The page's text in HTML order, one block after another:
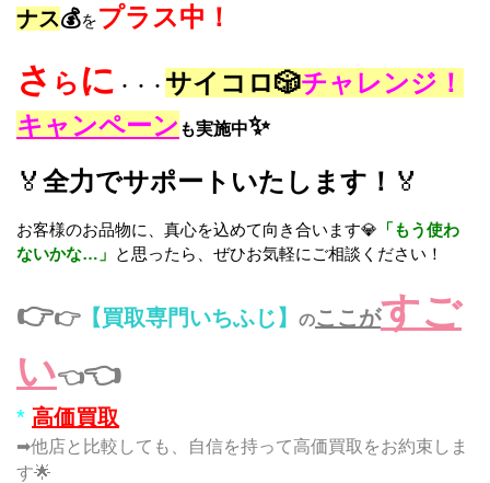
ナス💰をプラス中！
さ ら に ・・・ サイコロ🎲チャレンジ！
キャンペーン も実施中✨
🏅 全力でサポートいたします！ 🏅
お客様のお品物に、真心を込めて向き合います💎 「もう使わ
ないかな…」 と思ったら、ぜひお気軽にご相談ください！
👉👉【買取専門いちふじ】 のここがすご
い👈👈
* 高価買取
➡他店と比較しても、自信を持って高価買取をお約束しま
す🌟